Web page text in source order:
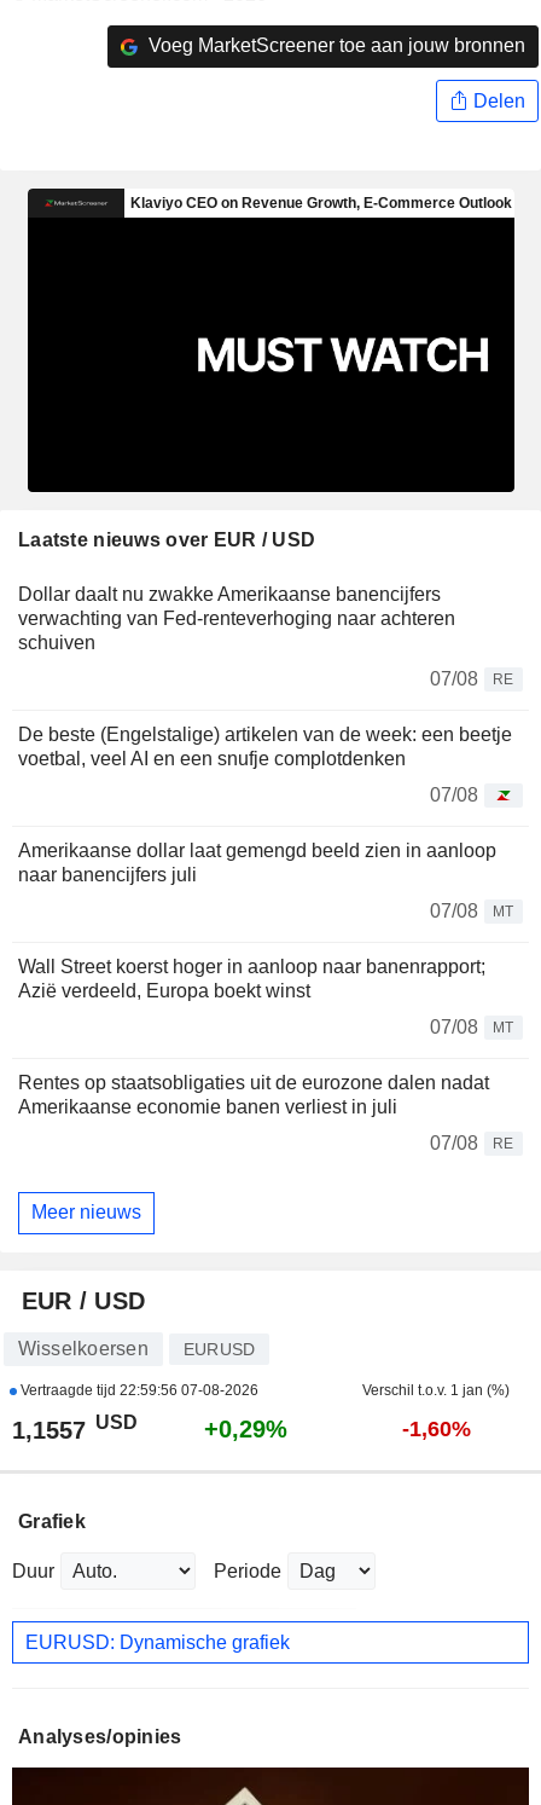
Voeg MarketScreener toe aan jouw bronnen
Delen
Laatste nieuws over EUR / USD
Dollar daalt nu zwakke Amerikaanse banencijfers
verwachting van Fed-renteverhoging naar achteren
schuiven
07/08
RE
De beste (Engelstalige) artikelen van de week: een beetje
voetbal, veel AI en een snufje complotdenken
07/08
Amerikaanse dollar laat gemengd beeld zien in aanloop
naar banencijfers juli
07/08
MT
Wall Street koerst hoger in aanloop naar banenrapport;
Azië verdeeld, Europa boekt winst
07/08
MT
Rentes op staatsobligaties uit de eurozone dalen nadat
Amerikaanse economie banen verliest in juli
07/08
RE
Meer nieuws
EUR / USD
Wisselkoersen EURUSD
Vertraagde tijd 22:59:56 07-08-2026 Verschil t.o.v. 1 jan (%)
1,1557 USD +0,29% -1,60%
Grafiek
Duur Periode
EURUSD: Dynamische grafiek
Analyses/opinies